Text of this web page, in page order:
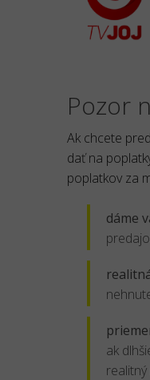
Pozor
Ak chcete
dať na
poplatkov za
dáme
ak